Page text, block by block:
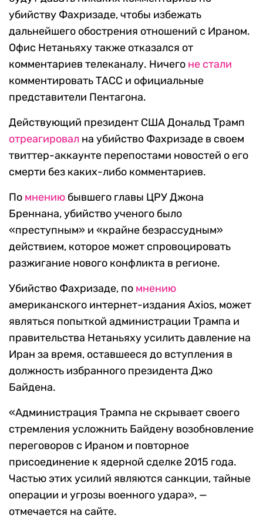
убийству Фахризаде, чтобы избежать
дальнейшего обострения отношений с Ираном.
Офис Нетаньяху также отказался от
комментариев телеканалу. Ничего не стали
комментировать ТАСС и официальные
представители Пентагона.
Действующий президент США Дональд Трамп
отреагировал на убийство Фахризаде в своем
твиттер-аккаунте перепостами новостей о его
смерти без каких-либо комментариев.
По мнению бывшего главы ЦРУ Джона
Бреннана, убийство ученого было
«преступным» и «крайне безрассудным»
действием, которое может спровоцировать
разжигание нового конфликта в регионе.
Убийство Фахризаде, по мнению
американского интернет-издания Axios, может
являться попыткой администрации Трампа и
правительства Нетаньяху усилить давление на
Иран за время, оставшееся до вступления в
должность избранного президента Джо
Байдена.
«Администрация Трампа не скрывает своего
стремления усложнить Байдену возобновление
переговоров с Ираном и повторное
присоединение к ядерной сделке 2015 года.
Частью этих усилий являются санкции, тайные
операции и угрозы военного удара», —
отмечается на сайте.